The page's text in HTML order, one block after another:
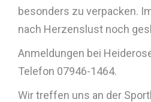
besonders zu verpacken.
nach Herzenslust noch
Anmeldungen bei
Telefon 07946-1464.
Wir treffen uns an der